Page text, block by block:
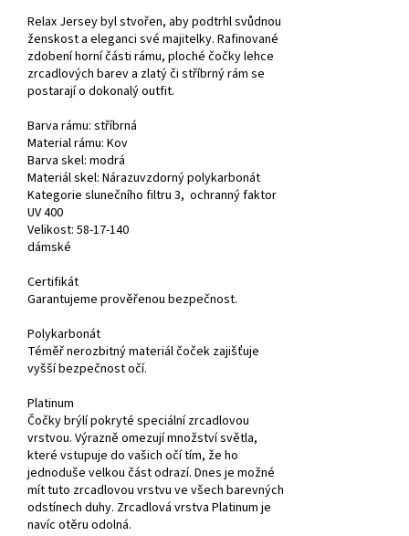
Relax Jersey byl stvořen, aby podtrhl svůdnou
ženskost a eleganci své majitelky. Rafinované
zdobení horní části rámu, ploché čočky lehce
zrcadlových barev a zlatý či stříbrný rám se
postarají o dokonalý outfit.
Barva rámu: stříbrná
Material rámu: Kov
Barva skel: modrá
Materiál skel: Nárazuvzdorný polykarbonát
Kategorie slunečního filtru 3, ochranný faktor
UV 400
Velikost: 58-17-140
dámské
Certifikát
Garantujeme prověřenou bezpečnost.
Polykarbonát
Téměř nerozbitný materiál čoček zajišťuje
vyšší bezpečnost očí.
Platinum
Čočky brýlí pokryté speciální zrcadlovou
vrstvou. Výrazně omezují množství světla,
které vstupuje do vašich očí tím, že ho
jednoduše velkou část odrazí. Dnes je možné
mít tuto zrcadlovou vrstvu ve všech barevných
odstínech duhy. Zrcadlová vrstva Platinum je
navíc otěru odolná.